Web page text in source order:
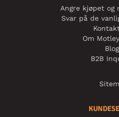
Angre kjøpet og
Svar på de
Om
B2B